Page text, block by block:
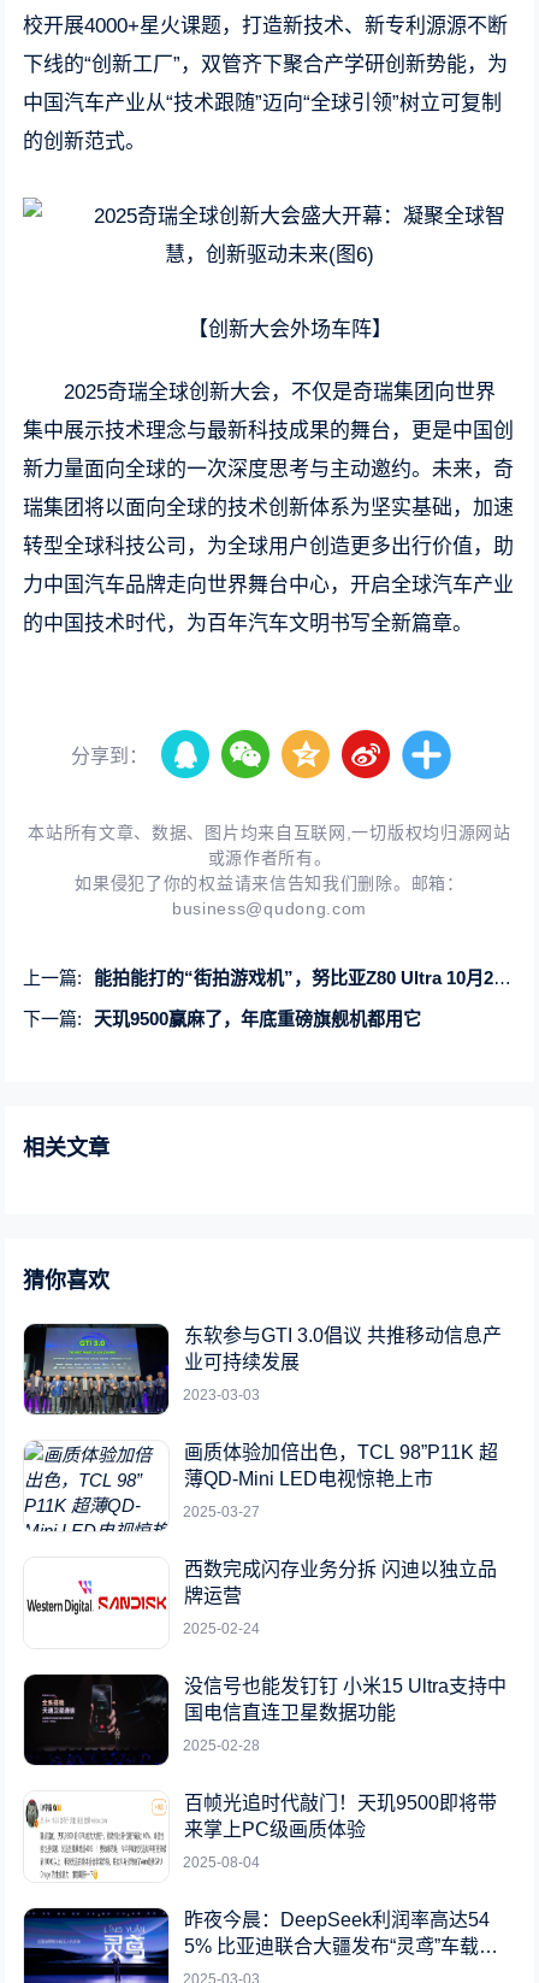
校开展4000+星火课题，打造新技术、新专利源源不断
下线的“创新工厂”，双管齐下聚合产学研创新势能，为
中国汽车产业从“技术跟随”迈向“全球引领”树立可复制
的创新范式。
【创新大会外场车阵】
2025奇瑞全球创新大会，不仅是奇瑞集团向世界
集中展示技术理念与最新科技成果的舞台，更是中国创
新力量面向全球的一次深度思考与主动邀约。未来，奇
瑞集团将以面向全球的技术创新体系为坚实基础，加速
转型全球科技公司，为全球用户创造更多出行价值，助
力中国汽车品牌走向世界舞台中心，开启全球汽车产业
的中国技术时代，为百年汽车文明书写全新篇章。
分享到：
本站所有文章、数据、图片均来自互联网,一切版权均归源网站
或源作者所有。
如果侵犯了你的权益请来信告知我们删除。邮箱：
business@qudong.com
上一篇:
能拍能打的“街拍游戏机”，努比亚Z80 Ultra 10月22日发布
下一篇:
天玑9500赢麻了，年底重磅旗舰机都用它
相关文章
猜你喜欢
东软参与GTI 3.0倡议 共推移动信息产
业可持续发展
2023-03-03
画质体验加倍出色，TCL 98”P11K 超
薄QD-Mini LED电视惊艳上市
2025-03-27
西数完成闪存业务分拆 闪迪以独立品
牌运营
2025-02-24
没信号也能发钉钉 小米15 Ultra支持中
国电信直连卫星数据功能
2025-02-28
百帧光追时代敲门！天玑9500即将带
来掌上PC级画质体验
2025-08-04
昨夜今晨：DeepSeek利润率高达54
5% 比亚迪联合大疆发布“灵鸢”车载无
人机系统
2025-03-03